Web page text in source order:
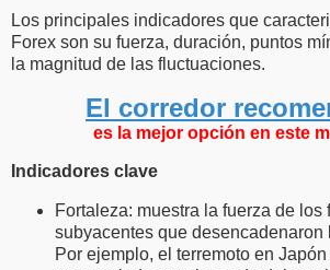
Los principales indicadores que
Forex son su fuerza, duración, puntos
la magnitud de las fluctuaciones.
El corredor
es la mejor opción en este
Indicadores clave
Fortaleza: muestra la fuerza de los
subyacentes que desencadenaron
Por ejemplo, el terremoto en